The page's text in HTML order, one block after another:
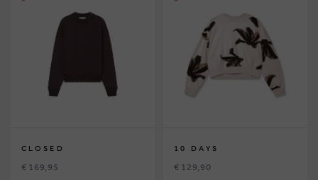
CLOSED
€ 169,95
10 DAYS
€ 129,90